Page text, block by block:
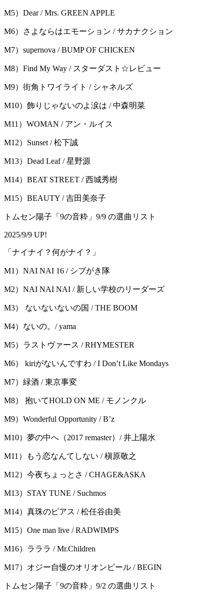
M5）Dear / Mrs. GREEN APPLE
M6）さよならはエモーション / サカナクション
M7）supernova / BUMP OF CHICKEN
M8）Find My Way / スターダスト☆レビュー
M9）街⾓トワイライト / シャネルズ
M10）飾りじゃないのよ涙は / 中森明菜
M11）WOMAN / アン・ルイス
M12）Sunset / 松下誠
M13）Dead Leaf / 星野源
M14）BEAT STREET / ⻄城秀樹
M15）BEAUTY / 吉⽥美奈⼦
トムセン陽子「9の音粋」9/9 の選曲リスト
2025/9/9 UP!
「ナイナイ？何がナイ？」
M1）NAI NAI 16 / シブがき隊
M2）NAI NAI NAI / 新しい学校のリーダーズ
M3） ないないないの国 / THE BOOM
M4）ないの。/ yama
M5）ラストヴァース / RHYMESTER
M6） kiriがないんですわ / I Don’t Like Mondays
M7）緑酒 / 東京事変
M8） 抱いてHOLD ON ME / モノンクル
M9）Wonderful Opportunity / B’z
M10）夢の中へ（2017 remaster）/ 井上陽水
M11）もう恋なんてしない / 槇原敬之
M12）今夜ちょっとさ / CHAGE&ASKA
M13）STAY TUNE / Suchmos
M14）真珠のピアス / 松任谷由美
M15）One man live / RADWIMPS
M16）ラララ / Mr.Children
M17）オジー自慢のオリオンビール / BEGIN
トムセン陽子「9の音粋」9/2 の選曲リスト